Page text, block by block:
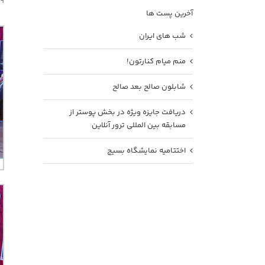
آخرین پست ها
شب های ایران
منم میام کنارتون!
شابلون صالح بعد صالح
دریافت جایزه ویژه در بخش پوستر از
مسابقه بین المللی ترور آنلاین
اختتامیه نمایشگاه بسیج